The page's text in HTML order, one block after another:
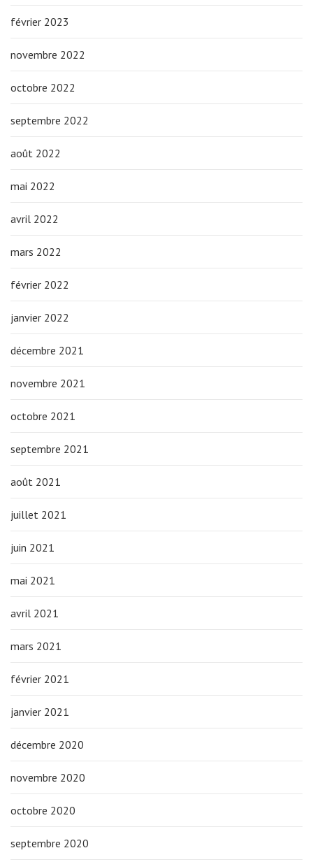
février 2023
novembre 2022
octobre 2022
septembre 2022
août 2022
mai 2022
avril 2022
mars 2022
février 2022
janvier 2022
décembre 2021
novembre 2021
octobre 2021
septembre 2021
août 2021
juillet 2021
juin 2021
mai 2021
avril 2021
mars 2021
février 2021
janvier 2021
décembre 2020
novembre 2020
octobre 2020
septembre 2020